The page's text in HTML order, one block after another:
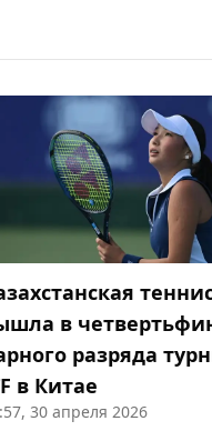
в
разряда
в Китае
30 апреля 2026